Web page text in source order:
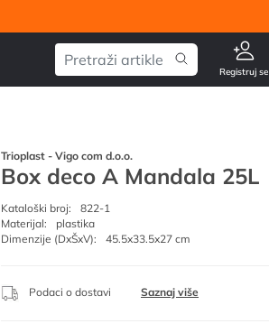
Registruj se
Trioplast - Vigo com d.o.o.
Box deco A Mandala 25L
Kataloški broj:
822-1
Materijal:
plastika
Dimenzije (DxŠxV):
45.5x33.5x27 cm
Podaci o dostavi Saznaj više